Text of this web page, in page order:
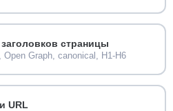
страницы
Graph, canonical, H1-H6
URL